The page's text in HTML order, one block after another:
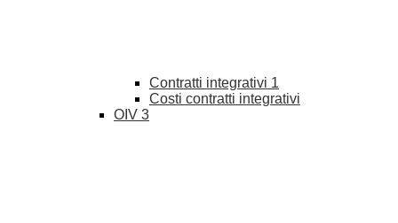
Contratti integrativi 1
Costi contratti integrativi
OIV 3